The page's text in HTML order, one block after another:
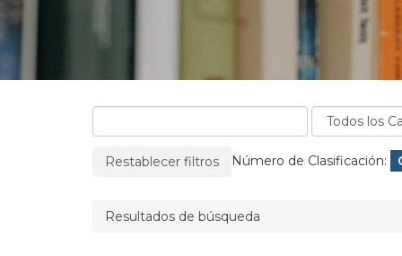
La página se recargará cuando se elimine un
Restablecer filtros Filtros aplicados:
Número de Clasificación:
Resultados de búsqueda